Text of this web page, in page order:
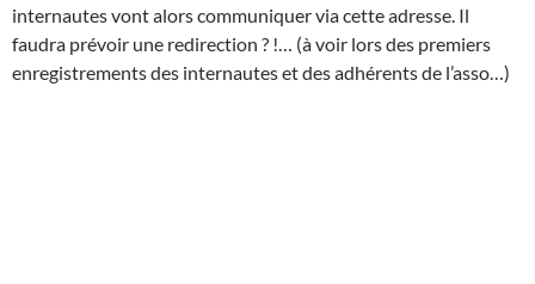
internautes vont alors communiquer via cette adresse. Il
faudra prévoir une redirection ? !… (à voir lors des premiers
enregistrements des internautes et des adhérents de l’asso…)